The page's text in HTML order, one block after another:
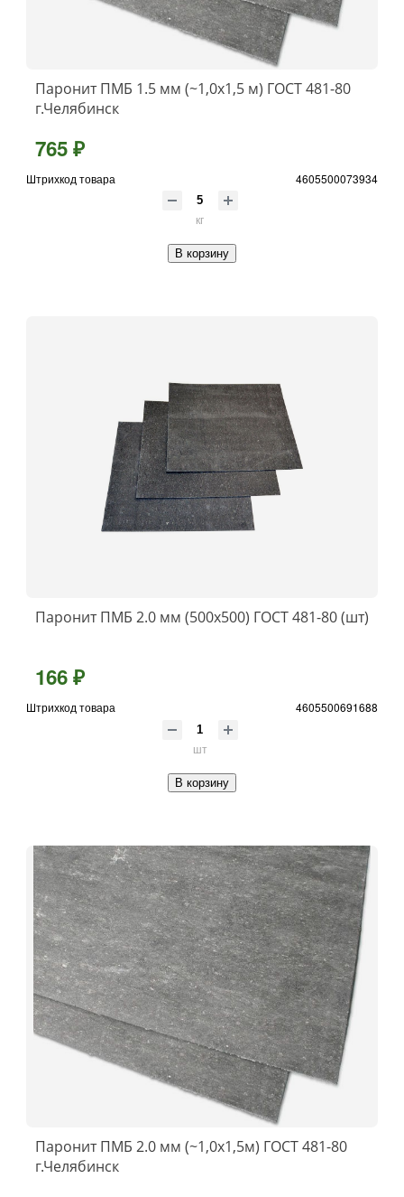
Паронит ПМБ 1.5 мм (~1,0х1,5 м) ГОСТ 481-80
г.Челябинск
765 ₽
Штрихкод товара 4605500073934
кг
В корзину
Паронит ПМБ 2.0 мм (500х500) ГОСТ 481-80 (шт)
166 ₽
Штрихкод товара 4605500691688
шт
В корзину
Паронит ПМБ 2.0 мм (~1,0х1,5м) ГОСТ 481-80
г.Челябинск